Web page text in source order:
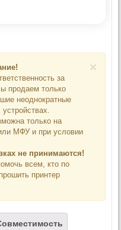
×
за
продаем только
неоднократные
только на
МФУ и при условии
не принимаются!
всем, кто по
принтер